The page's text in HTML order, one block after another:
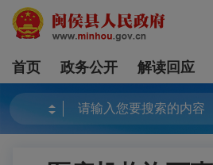
首页 政务公开 解读回应